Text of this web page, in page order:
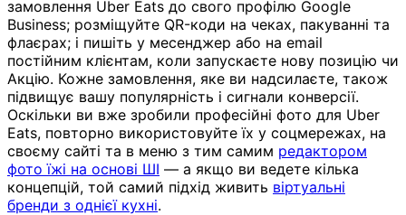
замовлення Uber Eats до свого профілю Google
Business; розміщуйте QR-коди на чеках, пакуванні та
флаєрах; і пишіть у месенджер або на email
постійним клієнтам, коли запускаєте нову позицію чи
Акцію. Кожне замовлення, яке ви надсилаєте, також
підвищує вашу популярність і сигнали конверсії.
Оскільки ви вже зробили професійні фото для Uber
Eats, повторно використовуйте їх у соцмережах, на
своєму сайті та в меню з тим самим редактором
фото їжі на основі ШІ — а якщо ви ведете кілька
концепцій, той самий підхід живить віртуальні
бренди з однієї кухні.